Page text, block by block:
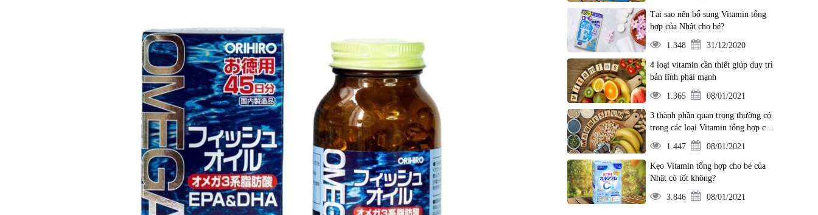
Tại sao nên bổ sung Vitamin tổng
hợp của Nhật cho bé?
1.348 31/12/2020
4 loại vitamin cần thiết giúp duy trì
bản lĩnh phái mạnh
1.365 08/01/2021
3 thành phần quan trọng thường có
trong các loại Vitamin tổng hợp của
Nhật
1.447 08/01/2021
Kẹo Vitamin tổng hợp cho bé của
Nhật có tốt không?
3.846 08/01/2021